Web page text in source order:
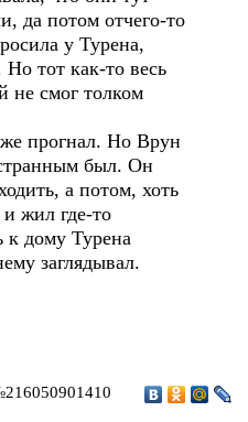
да потом отчего-то
у Турена,
Но тот как-то весь
не смог толком
прогнал. Но Врун
был. Он
а потом, хоть
жил где-то
к дому Турена
заглядывал.